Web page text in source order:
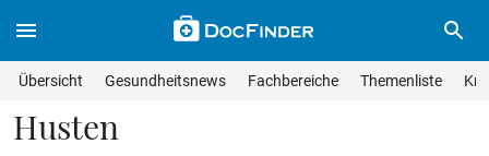
Übersicht Gesundheitsnews Fachbereiche ThemenlisteSuche
Husten